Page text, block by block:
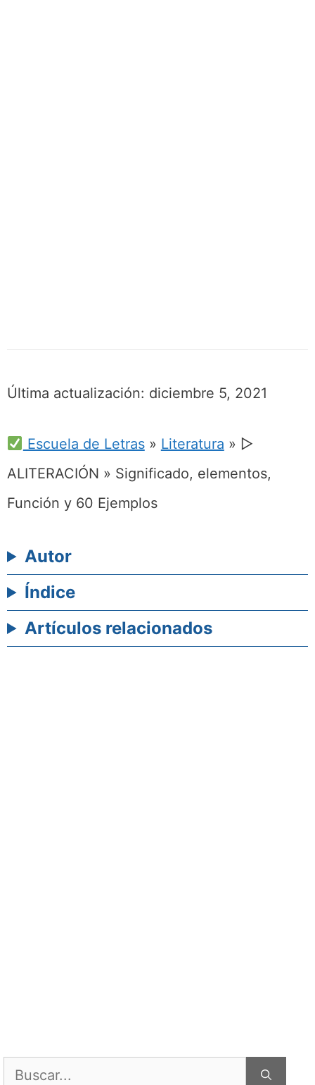
Última actualización: diciembre 5, 2021
Escuela de Letras» Literatura » ▷
ALITERACIÓN » Significado, elementos,
Función y 60 Ejemplos
Autor
Índice
Artículos relacionados
Buscar: